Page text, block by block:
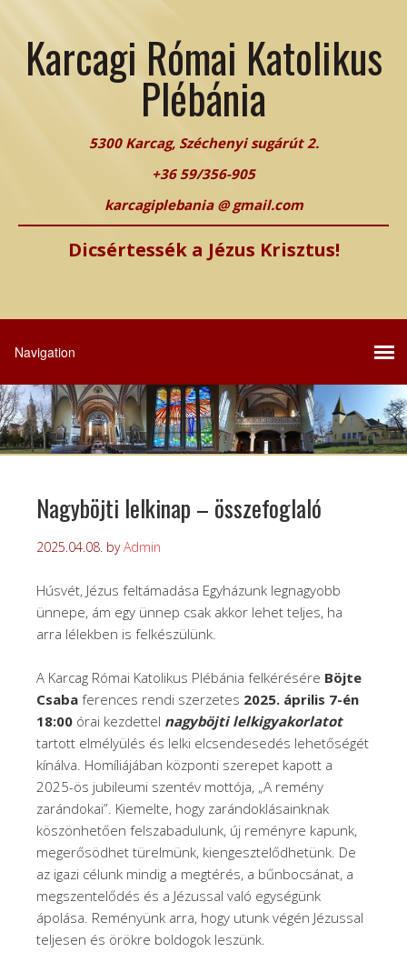
Karcagi Római Katolikus
Plébánia
5300 Karcag, Széchenyi sugárút 2.
+36 59/356-905
karcagiplebania @ gmail.com
Dicsértessék a Jézus Krisztus!
Nagyböjti lelkinap – összefoglaló
2025.04.08. byAdmin
Húsvét, Jézus feltámadása Egyházunk legnagyobb
ünnepe, ám egy ünnep csak akkor lehet teljes, ha
arra lélekben is felkészülünk.
A Karcag Római Katolikus Plébánia felkérésére Böjte
Csaba ferences rendi szerzetes 2025. április 7-én
18:00 órai kezdettel nagyböjti lelkigyakorlatot
tartott elmélyülés és lelki elcsendesedés lehetőségét
kínálva. Homíliájában központi szerepet kapott a
2025-ös jubileumi szentév mottója, „A remény
zarándokai”. Kiemelte, hogy zarándoklásainknak
köszönhetően felszabadulunk, új reményre kapunk,
megerősödhet türelmünk, kiengesztelődhetünk. De
az igazi célunk mindig a megtérés, a bűnbocsánat, a
megszentelődés és a Jézussal való egységünk
ápolása. Reményünk arra, hogy utunk végén Jézussal
teljesen és örökre boldogok leszünk.